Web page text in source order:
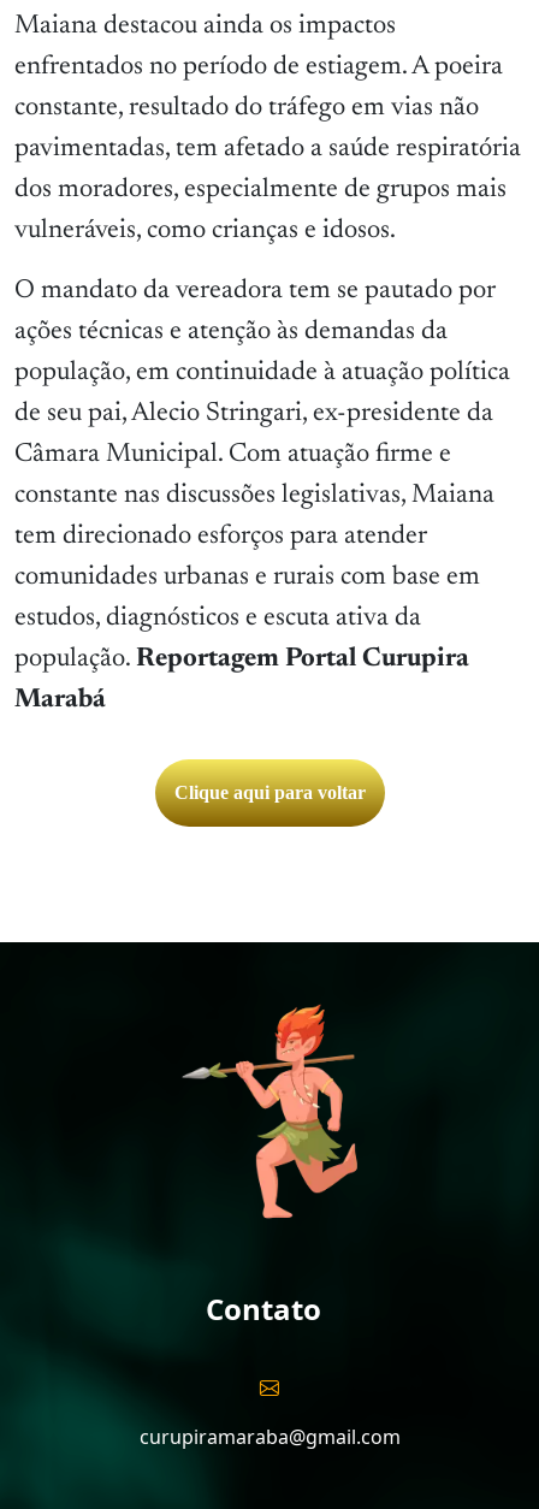
Maiana destacou ainda os impactos
enfrentados no período de estiagem. A poeira
constante, resultado do tráfego em vias não
pavimentadas, tem afetado a saúde respiratória
dos moradores, especialmente de grupos mais
vulneráveis, como crianças e idosos.
O mandato da vereadora tem se pautado por
ações técnicas e atenção às demandas da
população, em continuidade à atuação política
de seu pai, Alecio Stringari, ex-presidente da
Câmara Municipal. Com atuação firme e
constante nas discussões legislativas, Maiana
tem direcionado esforços para atender
comunidades urbanas e rurais com base em
estudos, diagnósticos e escuta ativa da
população. Reportagem Portal Curupira
Marabá
Clique aqui para voltar
Contato
curupiramaraba@gmail.com